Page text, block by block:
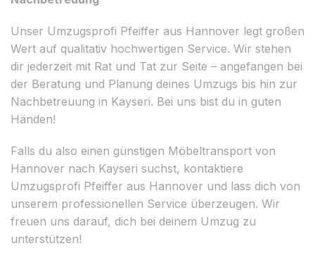
Unser Umzugsprofi Pfeiffer aus Hannover legt großen
Wert auf qualitativ hochwertigen Service. Wir stehen
dir jederzeit mit Rat und Tat zur Seite – angefangen bei
der Beratung und Planung deines Umzugs bis hin zur
Nachbetreuung in Kayseri. Bei uns bist du in guten
Händen!
Falls du also einen günstigen Möbeltransport von
Hannover nach Kayseri suchst, kontaktiere
Umzugsprofi Pfeiffer aus Hannover und lass dich von
unserem professionellen Service überzeugen. Wir
freuen uns darauf, dich bei deinem Umzug zu
unterstützen!